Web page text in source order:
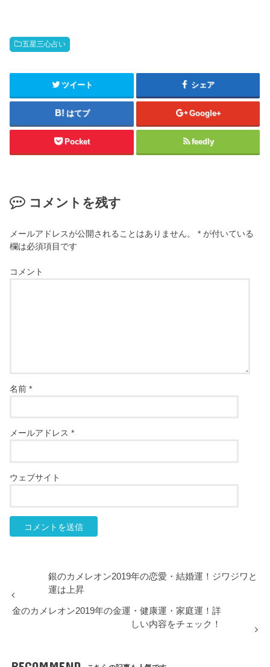
五星三心占い
ツイート シェア
はてブ Google+
Pocket feedly
コメントを残す
メールアドレスが公開されることはありません。 * が付いている
欄は必須項目です
コメント
名前*
メールアドレス*
ウェブサイト
銀のカメレオン2019年の恋愛・結婚運！ジワジワと
運は上昇
金のカメレオン2019年の金運・健康運・家庭運！詳
しい内容をチェック！